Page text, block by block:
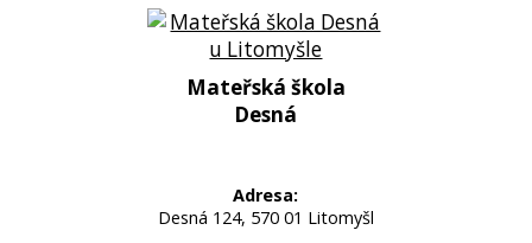
Mateřská škola
Desná
Adresa:
Desná 124, 570 01 Litomyšl